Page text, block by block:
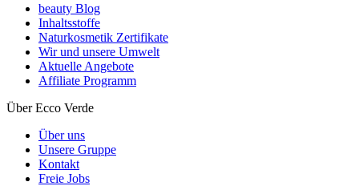
beauty Blog
Inhaltsstoffe
Naturkosmetik Zertifikate
Wir und unsere Umwelt
Aktuelle Angebote
Affiliate Programm
Über Ecco Verde
Über uns
Unsere Gruppe
Kontakt
Freie Jobs